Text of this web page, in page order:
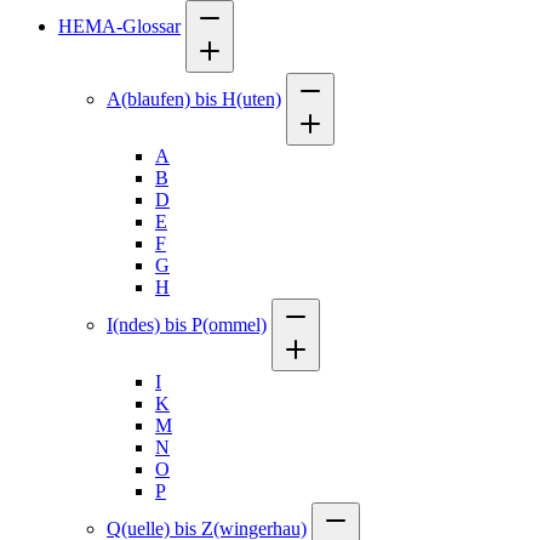
HEMA-Glossar
A(blaufen) bis H(uten)
A
B
D
E
F
G
H
I(ndes) bis P(ommel)
I
K
M
N
O
P
Q(uelle) bis Z(wingerhau)